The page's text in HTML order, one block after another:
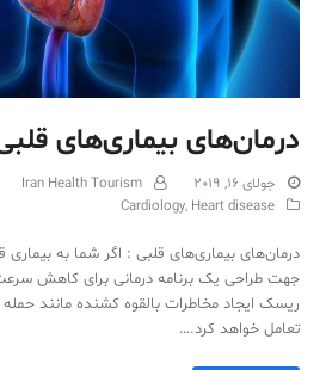
درمان‌های بیماری‌های
جولای 16, 2019
Iran Health Tourism
Cardiology, Heart disease
درمان‌های بیماری‌های قلبی : اگر شما به
جهت طراحی یک برنامه درمانی برای کاهش
ریسک ایجاد مخاطرات بالقوه کشنده مانند حمله
تعامل خواهد کرد.…